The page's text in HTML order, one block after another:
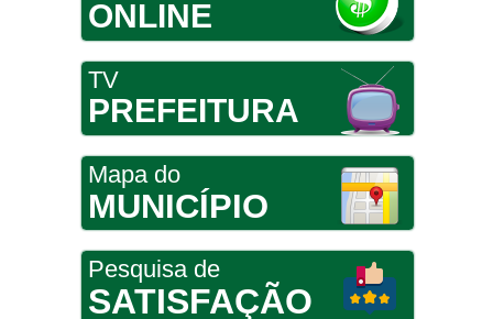
ONLINE
TV
PREFEITURA
Mapa do
MUNICÍPIO
Pesquisa de
SATISFAÇÃO